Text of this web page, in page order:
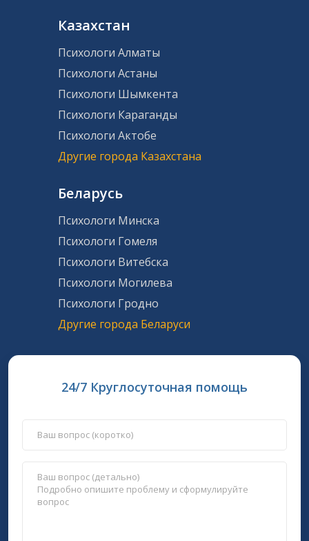
Казахстан
Психологи Алматы
Психологи Астаны
Психологи Шымкента
Психологи Караганды
Психологи Актобе
Другие города Казахстана
Беларусь
Психологи Минска
Психологи Гомеля
Психологи Витебска
Психологи Могилева
Психологи Гродно
Другие города Беларуси
24/7 Круглосуточная помощь